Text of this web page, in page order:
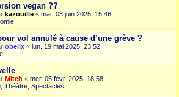
vegan ??
kazouille « mar. 03 juin 2025, 15:46
vol annulé à cause d’une grève ?
obelix « lun. 19 mai 2025, 23:52
Mitch « mer. 05 févr. 2025, 18:58
Théâtre, Spectacles